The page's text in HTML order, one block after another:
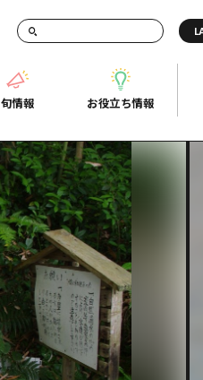
旬情報
お役立ち情報
ガイドブック
広島県の魅力を動画でご紹介！
よくあるご質問
メディア掲載情報
フォトダウンロード
関連リンク